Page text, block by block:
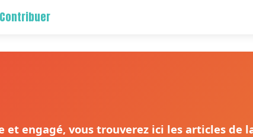
Contribuer
et engagé, vous trouverez ici les articles de